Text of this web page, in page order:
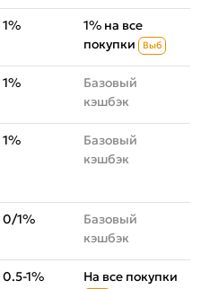
1%
1% на все
покупки
Выб
1%
Базовый
кэшбэк
1%
Базовый
кэшбэк
0/1%
Базовый
кэшбэк
0.5-1% На все покупки